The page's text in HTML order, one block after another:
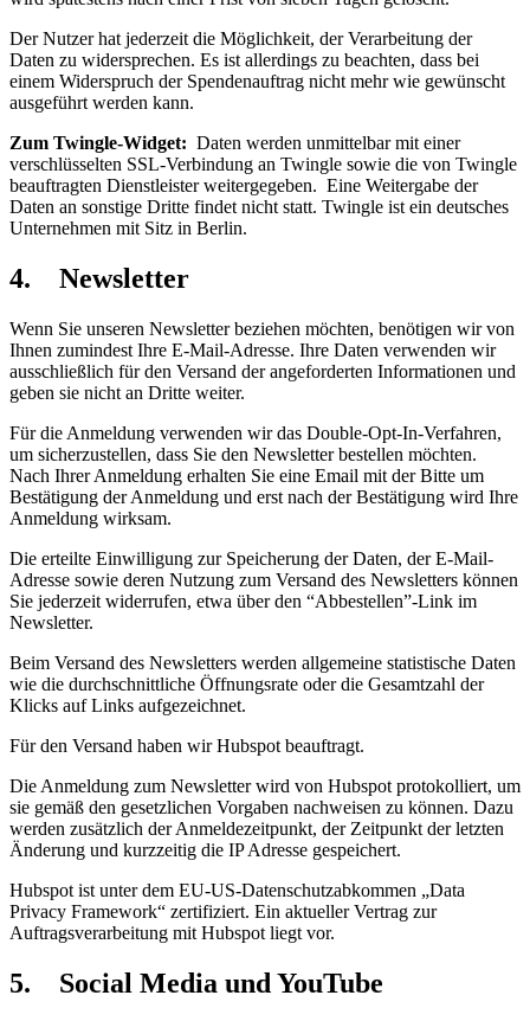
Der Nutzer hat jederzeit die Möglichkeit, der Verarbeitung der
Daten zu widersprechen. Es ist allerdings zu beachten, dass bei
einem Widerspruch der Spendenauftrag nicht mehr wie gewünscht
ausgeführt werden kann.
Zum Twingle-Widget: Daten werden unmittelbar mit einer
verschlüsselten SSL-Verbindung an Twingle sowie die von Twingle
beauftragten Dienstleister weitergegeben. Eine Weitergabe der
Daten an sonstige Dritte findet nicht statt. Twingle ist ein deutsches
Unternehmen mit Sitz in Berlin.
4. Newsletter
Wenn Sie unseren Newsletter beziehen möchten, benötigen wir von
Ihnen zumindest Ihre E-Mail-Adresse. Ihre Daten verwenden wir
ausschließlich für den Versand der angeforderten Informationen und
geben sie nicht an Dritte weiter.
Für die Anmeldung verwenden wir das Double-Opt-In-Verfahren,
um sicherzustellen, dass Sie den Newsletter bestellen möchten.
Nach Ihrer Anmeldung erhalten Sie eine Email mit der Bitte um
Bestätigung der Anmeldung und erst nach der Bestätigung wird Ihre
Anmeldung wirksam.
Die erteilte Einwilligung zur Speicherung der Daten, der E-Mail-
Adresse sowie deren Nutzung zum Versand des Newsletters können
Sie jederzeit widerrufen, etwa über den “Abbestellen”-Link im
Newsletter.
Beim Versand des Newsletters werden allgemeine statistische Daten
wie die durchschnittliche Öffnungsrate oder die Gesamtzahl der
Klicks auf Links aufgezeichnet.
Für den Versand haben wir Hubspot beauftragt.
Die Anmeldung zum Newsletter wird von Hubspot protokolliert, um
sie gemäß den gesetzlichen Vorgaben nachweisen zu können. Dazu
werden zusätzlich der Anmeldezeitpunkt, der Zeitpunkt der letzten
Änderung und kurzzeitig die IP Adresse gespeichert.
Hubspot ist unter dem EU-US-Datenschutzabkommen „Data
Privacy Framework“ zertifiziert. Ein aktueller Vertrag zur
Auftragsverarbeitung mit Hubspot liegt vor.
5. Social Media und YouTube